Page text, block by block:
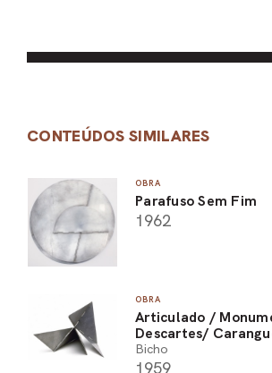
CONTEÚDOS SIMILARES
OBRA
Parafuso Sem Fim
1962
OBRA
Articulado /
Descartes/
Bicho
1959